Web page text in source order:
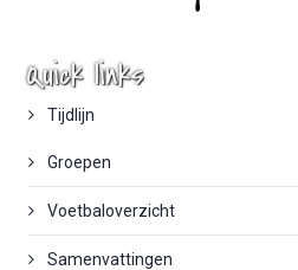
Quick links
Tijdlijn
Groepen
Voetbaloverzicht
Samenvattingen